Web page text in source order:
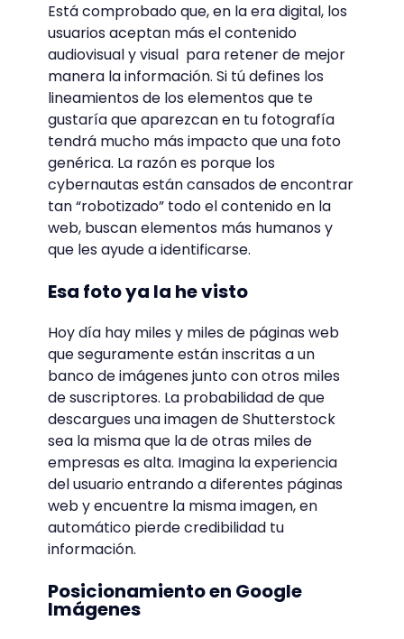
Está comprobado que, en la era digital, los
usuarios aceptan más el contenido
audiovisual y visual para retener de mejor
manera la información. Si tú defines los
lineamientos de los elementos que te
gustaría que aparezcan en tu fotografía
tendrá mucho más impacto que una foto
genérica. La razón es porque los
cybernautas están cansados de encontrar
tan “robotizado” todo el contenido en la
web, buscan elementos más humanos y
que les ayude a identificarse.
Esa foto ya la he visto
Hoy día hay miles y miles de páginas web
que seguramente están inscritas a un
banco de imágenes junto con otros miles
de suscriptores. La probabilidad de que
descargues una imagen de Shutterstock
sea la misma que la de otras miles de
empresas es alta. Imagina la experiencia
del usuario entrando a diferentes páginas
web y encuentre la misma imagen, en
automático pierde credibilidad tu
información.
Posicionamiento en Google
Imágenes